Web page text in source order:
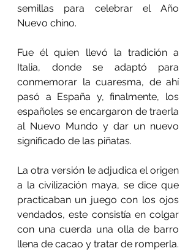
semillas para celebrar el Año
Nuevo chino.
Fue él quien llevó la tradición a
Italia, donde se adaptó para
conmemorar la cuaresma, de ahí
pasó a España y, finalmente, los
españoles se encargaron de traerla
al Nuevo Mundo y dar un nuevo
significado de las piñatas.
La otra versión le adjudica el origen
a la civilización maya, se dice que
practicaban un juego con los ojos
vendados, este consistía en colgar
con una cuerda una olla de barro
llena de cacao y tratar de romperla.